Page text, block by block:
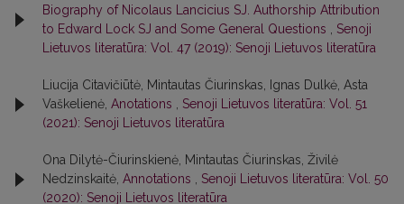
Biography of Nicolaus Lancicius SJ. Authorship Attribution
to Edward Lock SJ and Some General Questions , Senoji
Lietuvos literatūra: Vol. 47 (2019): Senoji Lietuvos literatūra
Liucija Citavičiūtė, Mintautas Čiurinskas, Ignas Dulkė, Asta
Vaškelienė, Anotations , Senoji Lietuvos literatūra: Vol. 51
(2021): Senoji Lietuvos literatūra
Ona Dilytė-Čiurinskienė, Mintautas Čiurinskas, Živilė
Nedzinskaitė, Annotations , Senoji Lietuvos literatūra: Vol. 50
(2020): Senoji Lietuvos literatūra